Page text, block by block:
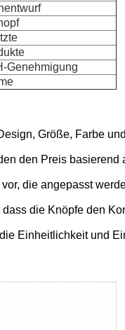
Genehmigung
Größe, Farbe
den Preis basierend
die angepasst
die Knöpfe den
Einheitlichkeit und